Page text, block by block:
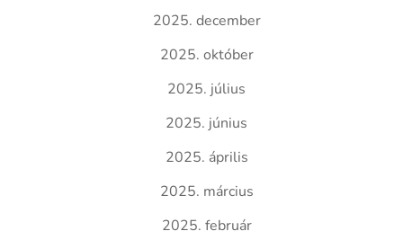
2025. december
2025. október
2025. július
2025. június
2025. április
2025. március
2025. február